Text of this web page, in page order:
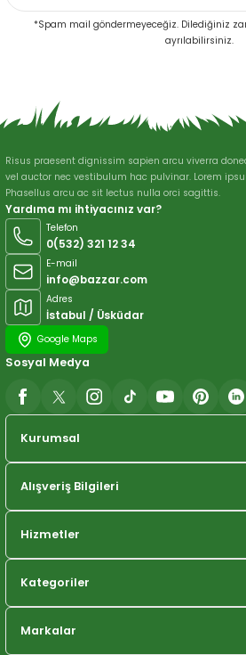
Bu ürüne benzer farklı alternatifler olmalı.
Gönder
*Spam mail göndermeyeceğiz. Dilediğiniz
ayrılabilirsiniz.
Risus praesent dignissim sapien arcu viverra
vel auctor nec vestibulum hac pulvinar. Lorem
Phasellus arcu ac sit lectus nulla orci sagittis.
Yardıma mı ihtiyacınız var?
Telefon
0(532) 321 12 34
E-mail
info@bazzar.com
Adres
İstabul / Üsküdar
Google Maps
Kurumsal
Alışveriş Bilgileri
Hizmetler
Kategoriler
Markalar
Sosyal Medya